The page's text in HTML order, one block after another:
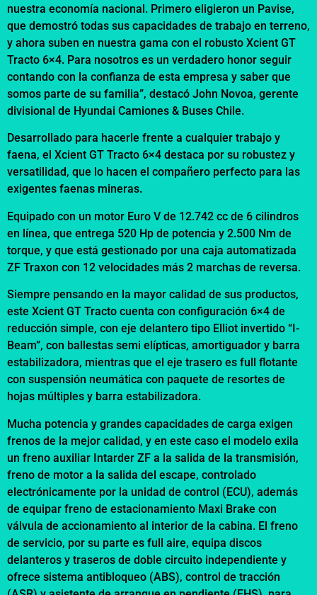
nuestra economía nacional. Primero eligieron un Pavise,
que demostró todas sus capacidades de trabajo en terreno,
y ahora suben en nuestra gama con el robusto Xcient GT
Tracto 6×4. Para nosotros es un verdadero honor seguir
contando con la confianza de esta empresa y saber que
somos parte de su familia”, destacó John Novoa, gerente
divisional de Hyundai Camiones & Buses Chile.
Desarrollado para hacerle frente a cualquier trabajo y
faena, el Xcient GT Tracto 6×4 destaca por su robustez y
versatilidad, que lo hacen el compañero perfecto para las
exigentes faenas mineras.
Equipado con un motor Euro V de 12.742 cc de 6 cilindros
en línea, que entrega 520 Hp de potencia y 2.500 Nm de
torque, y que está gestionado por una caja automatizada
ZF Traxon con 12 velocidades más 2 marchas de reversa.
Siempre pensando en la mayor calidad de sus productos,
este Xcient GT Tracto cuenta con configuración 6×4 de
reducción simple, con eje delantero tipo Elliot invertido “I-
Beam”, con ballestas semi elípticas, amortiguador y barra
estabilizadora, mientras que el eje trasero es full flotante
con suspensión neumática con paquete de resortes de
hojas múltiples y barra estabilizadora.
Mucha potencia y grandes capacidades de carga exigen
frenos de la mejor calidad, y en este caso el modelo exila
un freno auxiliar Intarder ZF a la salida de la transmisión,
freno de motor a la salida del escape, controlado
electrónicamente por la unidad de control (ECU), además
de equipar freno de estacionamiento Maxi Brake con
válvula de accionamiento al interior de la cabina. El freno
de servicio, por su parte es full aire, equipa discos
delanteros y traseros de doble circuito independiente y
ofrece sistema antibloqueo (ABS), control de tracción